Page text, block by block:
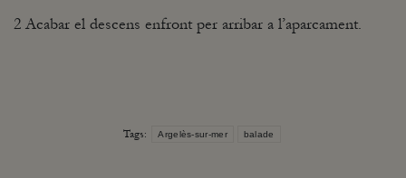
2 Acabar el descens enfront per arribar a l’aparcament.
Tags: Argelès-sur-mer balade